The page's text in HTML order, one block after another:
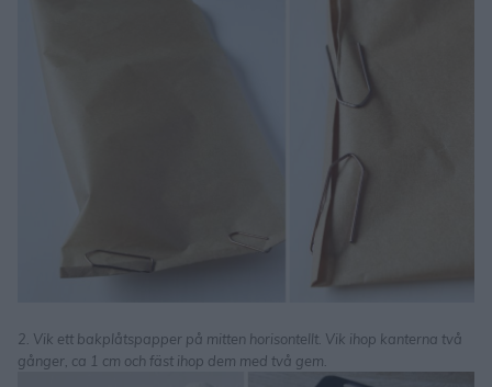
2. Vik ett bakplåtspapper på mitten horisontellt. Vik ihop kanterna två
gånger, ca 1 cm och fäst ihop dem med två gem.